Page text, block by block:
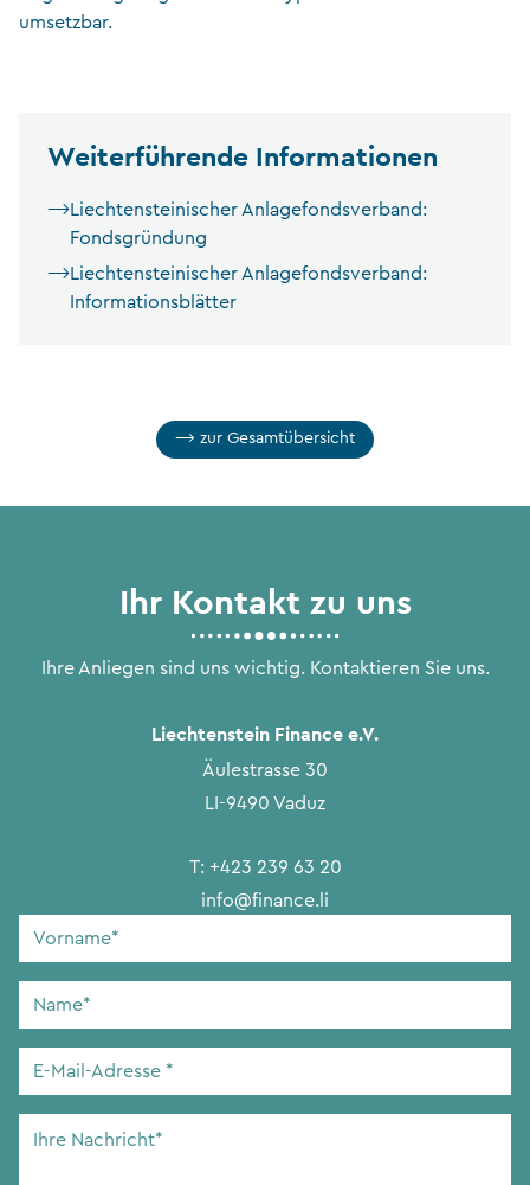
umsetzbar.
Weiterführende Informationen
Liechtensteinischer Anlagefondsverband:
Fondsgründung
Liechtensteinischer Anlagefondsverband:
Informationsblätter
zur Gesamtübersicht
Ihr Kontakt zu uns
Ihre Anliegen sind uns wichtig. Kontaktieren Sie uns.
Liechtenstein Finance e.V.
Äulestrasse 30
LI-9490 Vaduz
T: +423 239 63 20
info@finance.li
Vorname
Name
E-
Adresse*
Ihre